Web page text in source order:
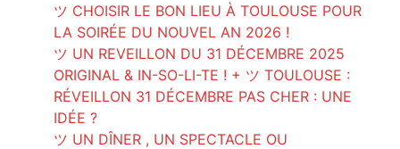
ツ CHOISIR LE BON LIEU À TOULOUSE POUR
LA SOIRÉE DU NOUVEL AN 2026 !
ツ UN REVEILLON DU 31 DÉCEMBRE 2025
ORIGINAL & IN-SO-LI-TE ! + ツ TOULOUSE :
RÉVEILLON 31 DÉCEMBRE PAS CHER : UNE
IDÉE ?
ツ UN DÎNER , UN SPECTACLE OU